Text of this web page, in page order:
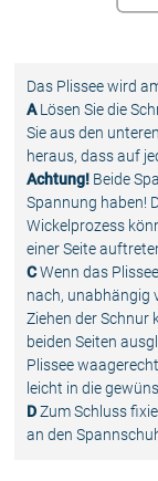
Das Plissee wird
ALösen Sie die
Sie aus den
heraus, dass auf
Achtung! Beide
Spannung haben!
Wickelprozess
einer Seite
CWenn das
nach, unabhängig
Ziehen der Schnur
beiden Seiten
Plissee
leicht in die
DZum Schluss
an den